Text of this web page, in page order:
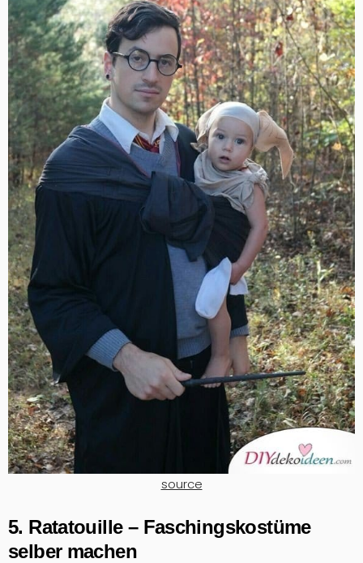
source
5. Ratatouille – Faschingskostüme
selber machen